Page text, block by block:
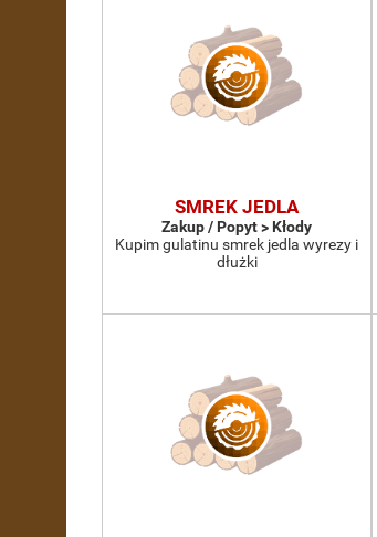
SMREK JEDLA
Zakup / Popyt > Kłody
Kupim gulatinu smrek jedla wyrezy i
dłużki